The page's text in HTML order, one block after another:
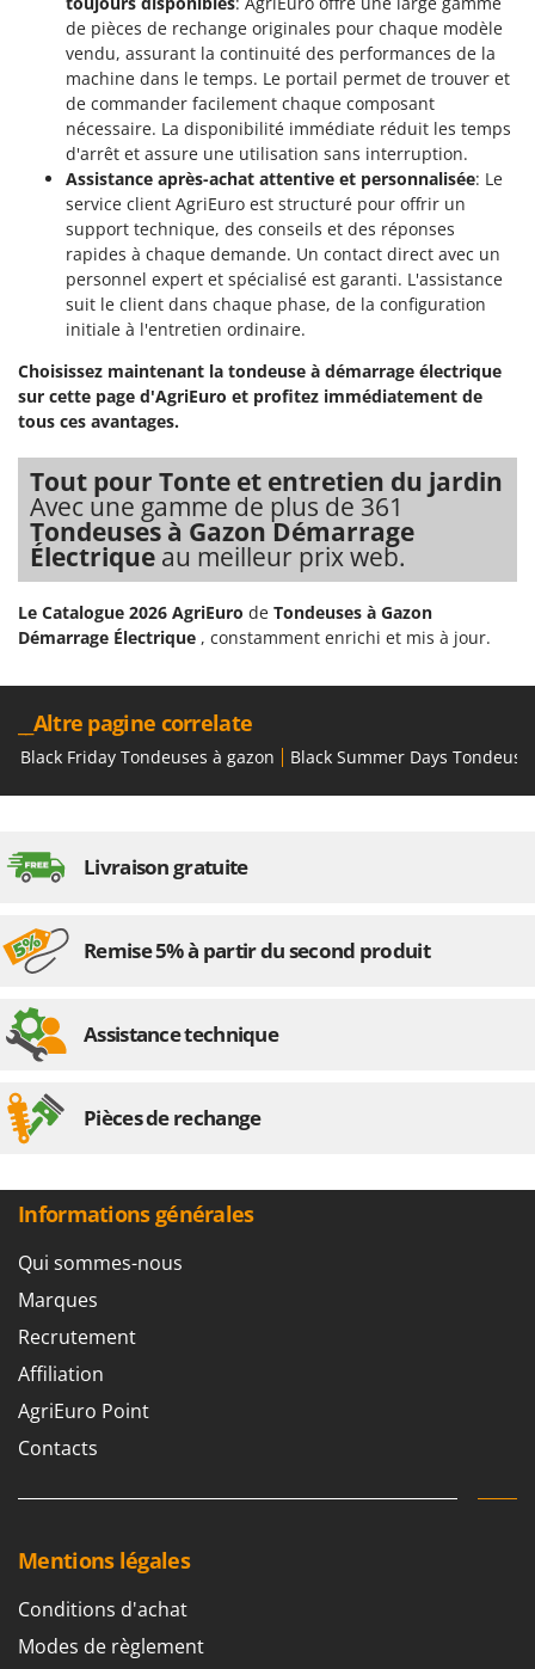
de pièces de rechange originales pour chaque modèle
vendu, assurant la continuité des performances de la
machine dans le temps. Le portail permet de trouver et
de commander facilement chaque composant
nécessaire. La disponibilité immédiate réduit les temps
d'arrêt et assure une utilisation sans interruption.
Assistance après-achat attentive et personnalisée: Le
service client AgriEuro est structuré pour offrir un
support technique, des conseils et des réponses
rapides à chaque demande. Un contact direct avec un
personnel expert et spécialisé est garanti. L'assistance
suit le client dans chaque phase, de la configuration
initiale à l'entretien ordinaire.
Choisissez maintenant la tondeuse à démarrage électrique
sur cette page d'AgriEuro et profitez immédiatement de
tous ces avantages.
Tout pour Tonte et entretien du jardin
Avec une gamme de plus de 361
Tondeuses à Gazon Démarrage
Électrique au meilleur prix web.
Le Catalogue 2026 AgriEuro de Tondeuses à Gazon
Démarrage Électrique , constamment enrichi et mis à jour.
__Altre pagine correlate
Black Friday Tondeuses à gazon Black Summer Days
Livraison gratuite
Remise 5% à partir du second produit
Assistance technique
Pièces de rechange
Informations générales
Qui sommes-nous
Marques
Recrutement
Affiliation
AgriEuro Point
Contacts
Mentions légales
Conditions d'achat
Modes de règlement